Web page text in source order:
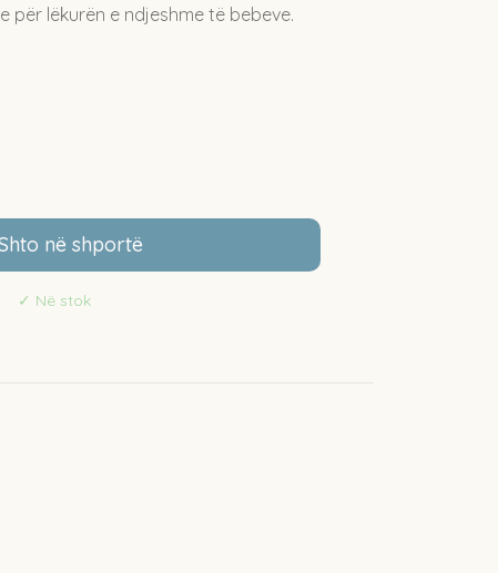
për lëkurën e ndjeshme të bebeve.
në shportë
✓ Në stok